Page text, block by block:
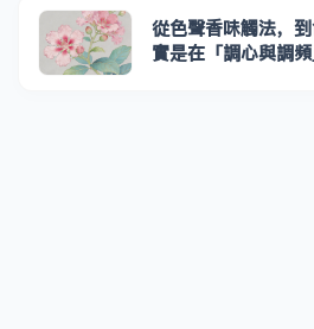
從色聲香味觸法，
實是在「調心與調頻